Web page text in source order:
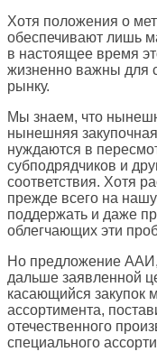
Хотя положения о
обеспечивают лишь
в настоящее время
жизненно важны для
рынку.
Мы знаем, что
нынешняя
нуждаются в
субподрядчиков и
соответствия. Хотя
прежде всего на
поддержать и даже
облегчающих эти
Но предложение ААИ,
дальше заявленной
касающийся закупок
ассортимента,
отечественного
специального